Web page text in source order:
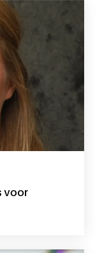
voor
veni-beurs voor